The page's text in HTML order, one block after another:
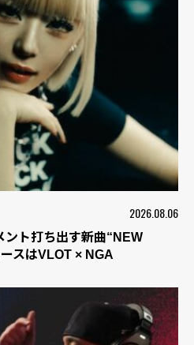
2026.08.06
ント打ち出す新曲“NEW
スはVLOT × NGA